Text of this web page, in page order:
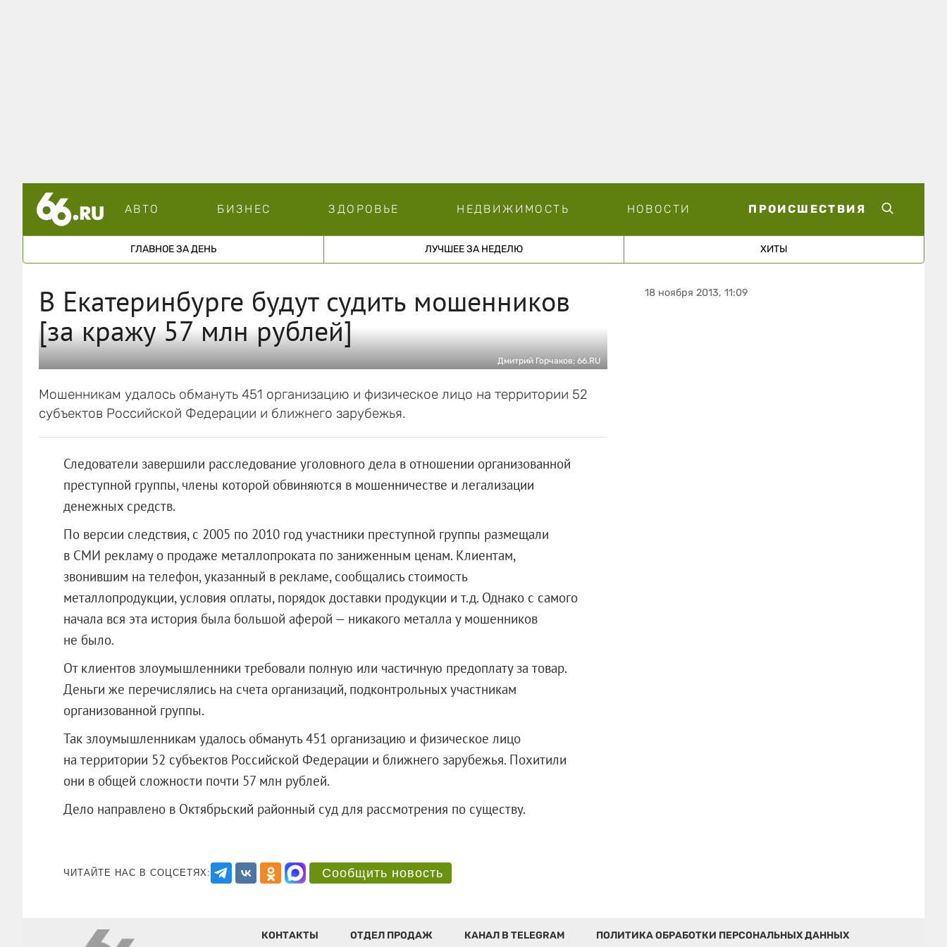
АВТО БИЗНЕС ЗДОРОВЬЕ НЕДВИЖИМОСТЬ НОВОСТИ ПРОИСШЕСТВИЯ
ГЛАВНОЕ ЗА ДЕНЬ ЛУЧШЕЕ ЗА НЕДЕЛЮ ХИТЫ
В Екатеринбурге будут судить мошенников
[за кражу 57 млн рублей]
Дмитрий Горчаков; 66.RU
Мошенникам удалось обмануть 451 организацию и физическое лицо на территории 52
субъектов Российской Федерации и ближнего зарубежья.
Следователи завершили расследование уголовного дела в отношении организованной
преступной группы, члены которой обвиняются в мошенничестве и легализации
денежных средств.
По версии следствия, с 2005 по 2010 год участники преступной группы размещали
в СМИ рекламу о продаже металлопроката по заниженным ценам. Клиентам,
звонившим на телефон, указанный в рекламе, сообщались стоимость
металлопродукции, условия оплаты, порядок доставки продукции и т.д. Однако с самого
начала вся эта история была большой аферой — никакого металла у мошенников
не было.
От клиентов злоумышленники требовали полную или частичную предоплату за товар.
Деньги же перечислялись на счета организаций, подконтрольных участникам
организованной группы.
Так злоумышленникам удалось обмануть 451 организацию и физическое лицо
на территории 52 субъектов Российской Федерации и ближнего зарубежья. Похитили
они в общей сложности почти 57 млн рублей.
Дело направлено в Октябрьский районный суд для рассмотрения по существу.
ЧИТАЙТЕ НАС В СОЦСЕТЯХ: Сообщить новость
18 ноября 2013, 11:09
КОНТАКТЫ ОТДЕЛ ПРОДАЖ КАНАЛ В TELEGRAM ПОЛИТИКА ОБРАБОТКИ ПЕРСОНАЛЬНЫХ ДАННЫХ